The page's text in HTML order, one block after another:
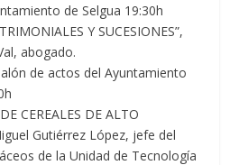
de Selgua 19:30h
Y SUCESIONES”,
abogado.
de actos del Ayuntamiento
CEREALES DE ALTO
Gutiérrez López, jefe del
de la Unidad de Tecnología